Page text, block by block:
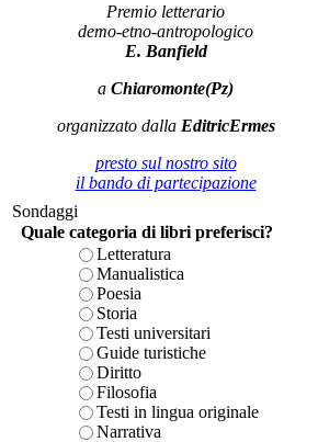
Premio letterario
demo-etno-antropologico
E. Banfield
a Chiaromonte(Pz)
organizzato dalla EditricErmes
presto sul nostro sito
il bando di partecipazione
Sondaggi
Quale categoria di libri preferisci?
Letteratura
Manualistica
Poesia
Storia
Testi universitari
Guide turistiche
Diritto
Filosofia
Testi in lingua originale
Narrativa